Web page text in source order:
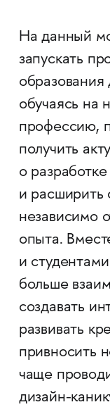
На данный
запускать
обучаясь на
профессию,
получить
о
и расширить
независимо
опыта.
и
больше
создавать
развивать
привносить
чаще
дизайн-